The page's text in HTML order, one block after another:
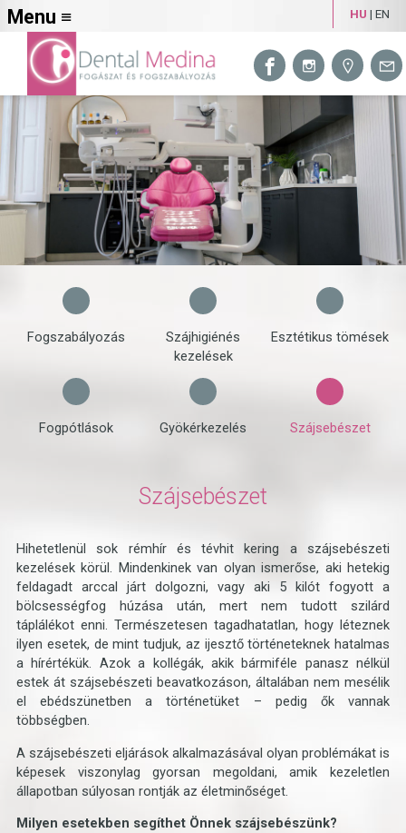
HU | EN
Menu ≡
Fogszabályozás
Szájhigiénés
kezelések
Esztétikus tömések
Fogpótlások Gyökérkezelés Szájsebészet
Szájsebészet
Hihetetlenül sok rémhír és tévhit kering a szájsebészeti
kezelések körül. Mindenkinek van olyan ismerőse, aki hetekig
feldagadt arccal járt dolgozni, vagy aki 5 kilót fogyott a
bölcsességfog húzása után, mert nem tudott szilárd
táplálékot enni. Természetesen tagadhatatlan, hogy léteznek
ilyen esetek, de mint tudjuk, az ijesztő történeteknek hatalmas
a hírértékük. Azok a kollégák, akik bármiféle panasz nélkül
estek át szájsebészeti beavatkozáson, általában nem mesélik
el ebédszünetben a történetüket – pedig ők vannak
többségben.
A szájsebészeti eljárások alkalmazásával olyan problémákat is
képesek viszonylag gyorsan megoldani, amik kezeletlen
állapotban súlyosan rontják az életminőséget.
Milyen esetekben segíthet Önnek szájsebészünk?